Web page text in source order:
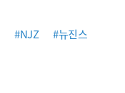
#NJZ #뉴진스